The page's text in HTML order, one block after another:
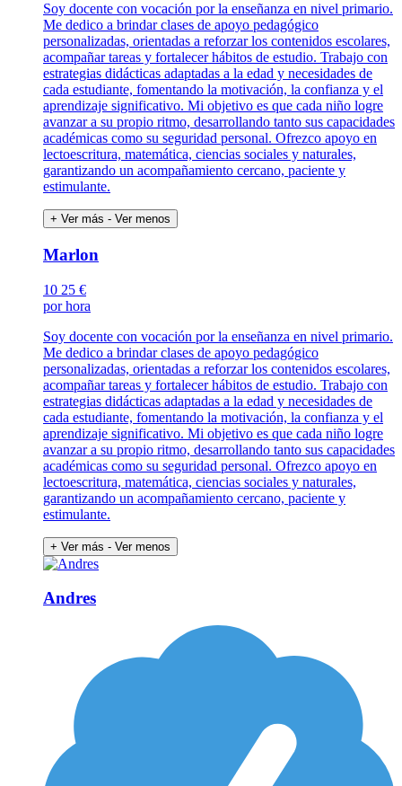
Soy docente con vocación por la enseñanza en nivel primario.
Me dedico a brindar clases de apoyo pedagógico
personalizadas, orientadas a reforzar los contenidos escolares,
acompañar tareas y fortalecer hábitos de estudio. Trabajo con
estrategias didácticas adaptadas a la edad y necesidades de
cada estudiante, fomentando la motivación, la confianza y el
aprendizaje significativo. Mi objetivo es que cada niño logre
avanzar a su propio ritmo, desarrollando tanto sus capacidades
académicas como su seguridad personal. Ofrezco apoyo en
lectoescritura, matemática, ciencias sociales y naturales,
garantizando un acompañamiento cercano, paciente y
estimulante.
+ Ver más - Ver menos
Marlon
10 25 €
por hora
Soy docente con vocación por la enseñanza en nivel primario.
Me dedico a brindar clases de apoyo pedagógico
personalizadas, orientadas a reforzar los contenidos escolares,
acompañar tareas y fortalecer hábitos de estudio. Trabajo con
estrategias didácticas adaptadas a la edad y necesidades de
cada estudiante, fomentando la motivación, la confianza y el
aprendizaje significativo. Mi objetivo es que cada niño logre
avanzar a su propio ritmo, desarrollando tanto sus capacidades
académicas como su seguridad personal. Ofrezco apoyo en
lectoescritura, matemática, ciencias sociales y naturales,
garantizando un acompañamiento cercano, paciente y
estimulante.
+ Ver más - Ver menos
Andres